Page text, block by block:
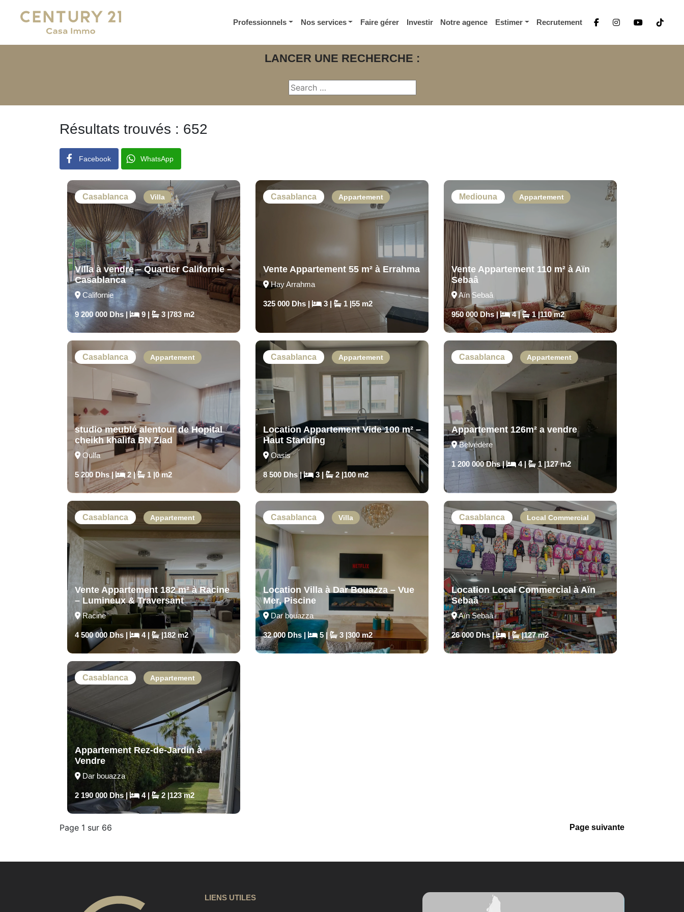
Main Navigation Professionnels Nos services Faire gérer Investir Notre agence Estimer Recrutement
LANCER UNE RECHERCHE :
Résultats trouvés : 652
Facebook WhatsApp
Casablanca Villa
Villa à vendre – Quartier Californie –
Casablanca
Californie
9 200 000 Dhs | 9 | 3 |783 m2
Casablanca Appartement
Vente Appartement 55 m² à Errahma
Hay Arrahma
325 000 Dhs | 3 | 1 |55 m2
Mediouna Appartement
Vente Appartement 110 m² à Aïn
Sebaâ
Aïn Sebaâ
950 000 Dhs | 4 | 1 |110 m2
Casablanca Appartement
studio meublé alentour de Hopital
cheikh khalifa BN Ziad
Oulfa
5 200 Dhs | 2 | 1 |0 m2
Casablanca Appartement
Location Appartement Vide 100 m² –
Haut Standing
Oasis
8 500 Dhs | 3 | 2 |100 m2
Casablanca Appartement
Appartement 126m² a vendre
Belvédère
1 200 000 Dhs | 4 | 1 |127 m2
Casablanca Appartement
Vente Appartement 182 m² à Racine
– Lumineux & Traversant
Racine
4 500 000 Dhs | 4 | |182 m2
Casablanca Villa
Location Villa à Dar Bouazza – Vue
Mer, Piscine
Dar bouazza
32 000 Dhs | 5 | 3 |300 m2
Casablanca Local Commercial
Location Local Commercial à Aïn
Sebaâ
Aïn Sebaâ
26 000 Dhs | | |127 m2
Casablanca Appartement
Appartement Rez-de-Jardin à
Vendre
Dar bouazza
2 190 000 Dhs | 4 | 2 |123 m2
Page 1 sur 66 Page suivante
LIENS UTILES